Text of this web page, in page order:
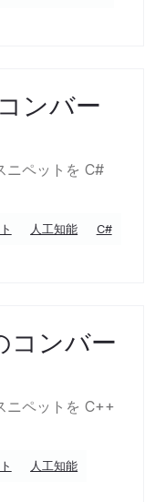
ンバー
ニペットを C#
人工知能
C#
ンバー
ニペットを C++
人工知能